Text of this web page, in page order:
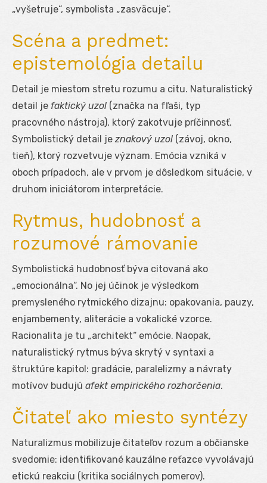
„vyšetruje“, symbolista „zasväcuje“.
Scéna a predmet:
epistemológia detailu
Detail je miestom stretu rozumu a citu. Naturalistický
detail je faktický uzol (značka na fľaši, typ
pracovného nástroja), ktorý zakotvuje príčinnosť.
Symbolistický detail jeznakový uzol (závoj, okno,
tieň), ktorý rozvetvuje význam. Emócia vzniká v
oboch prípadoch, ale v prvom je dôsledkom situácie, v
druhom iniciátorom interpretácie.
Rytmus, hudobnosť a
rozumové rámovanie
Symbolistická hudobnosť býva citovaná ako
„emocionálna“. No jej účinok je výsledkom
premysleného rytmického dizajnu: opakovania, pauzy,
enjambementy, aliterácie a vokalické vzorce.
Racionalita je tu „architekt“ emócie. Naopak,
naturalistický rytmus býva skrytý v syntaxi a
štruktúre kapitol: gradácie, paralelizmy a návraty
motívov budujú afekt empirického rozhorčenia.
Čitateľ ako miesto syntézy
Naturalizmus mobilizuje čitateľov rozum a občianske
svedomie: identifikované kauzálne reťazce vyvolávajú
etickú reakciu (kritika sociálnych pomerov).